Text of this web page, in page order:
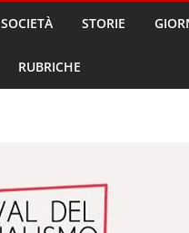
SOCIETÀ STORIE
RUBRICHE